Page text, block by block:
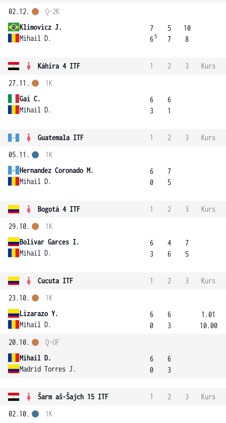
02.12.
Klimovicz J.
Mihail D.
Q-2K
7
6 5
5
7
10
8
Káhira 4 ITF 1 2 3
Kurs
27.11.
Gai C.
Mihail D.
1K
6
3
6
1
Guatemala ITF 1 2 3
Kurs
05.11.
Hernandez Coronado M.
Mihail D.
1K
6
0
7
5
Bogotá 4 ITF 1 2 3
Kurs
29.10.
Bolivar Garces I.
Mihail D.
1K
6
3
4
6
7
5
Cucuta ITF 1 2 3
Kurs
23.10.
Lizarazo Y.
Mihail D.
1K
6
0
6
3
1.01
10.00
20.10.
Mihail D.
Madrid Torres J.
Q-OF
6
0
6
3
Šarm aš-Šajch 15 ITF 1 2 3
Kurs
02.10.
1K